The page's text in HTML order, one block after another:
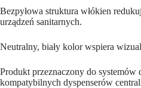
Bezpyłowa struktura włókien
urządzeń sanitarnych.
Neutralny, biały kolor wspiera
Produkt przeznaczony do
kompatybilnych dyspenserów